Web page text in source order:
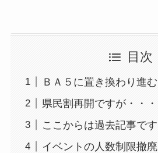
目次
ＢＡ５に置き換わり進む
県民割再開ですが・・・
ここからは過去記事です
イベントの人数制限撤廃